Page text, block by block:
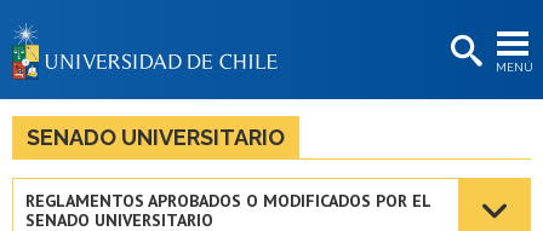
MENÚ
BIBLIOTECAS
LA UNIVERSIDAD
SENADO UNIVERSITARIO
REGLAMENTOS APROBADOS O MODIFICADOS POR EL
SENADO UNIVERSITARIO